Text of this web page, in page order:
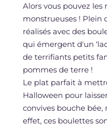
Alors vous pouvez les
monstrueuses ! Plein
réalisés avec des
qui émergent d'un
de terrifiants petits
pommes de terre !
Le plat parfait à
Halloween pour
convives bouche
effet, ces boulettes